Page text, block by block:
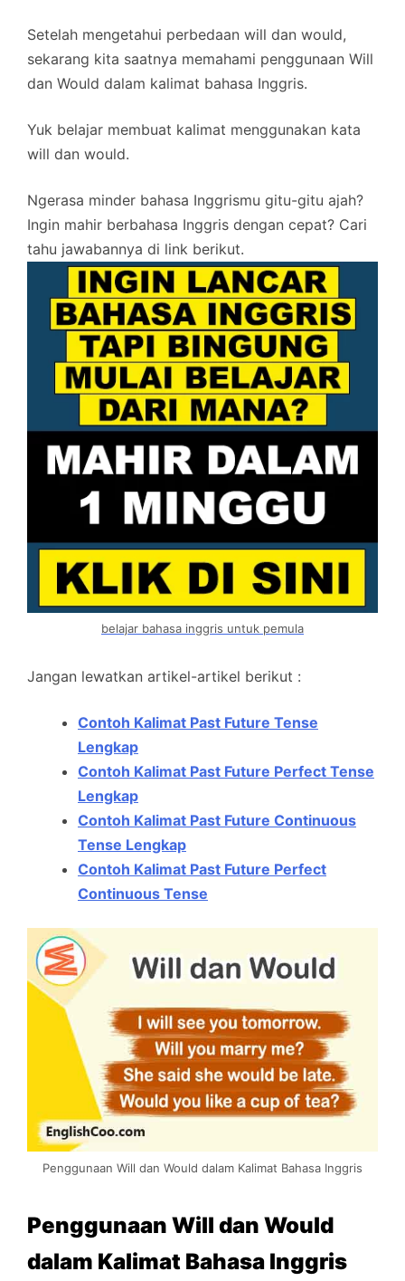
Setelah mengetahui perbedaan will dan would,
sekarang kita saatnya memahami penggunaan Will
dan Would dalam kalimat bahasa Inggris.
Yuk belajar membuat kalimat menggunakan kata
will dan would.
Ngerasa minder bahasa Inggrismu gitu-gitu ajah?
Ingin mahir berbahasa Inggris dengan cepat? Cari
tahu jawabannya di link berikut.
belajar bahasa inggris untuk pemula
Jangan lewatkan artikel-artikel berikut :
Contoh Kalimat Past Future Tense
Lengkap
Contoh Kalimat Past Future Perfect Tense
Lengkap
Contoh Kalimat Past Future Continuous
Tense Lengkap
Contoh Kalimat Past Future Perfect
Continuous Tense
Penggunaan Will dan Would dalam Kalimat Bahasa Inggris
Penggunaan Will dan Would
dalam Kalimat Bahasa Inggris